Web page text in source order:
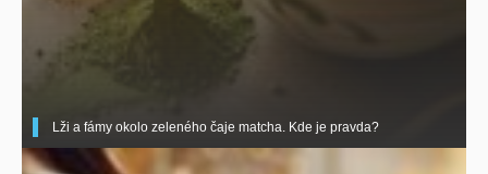
Lži a fámy okolo zeleného čaje matcha. Kde je pravda?